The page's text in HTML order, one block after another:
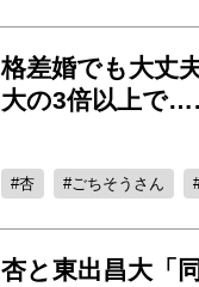
格差婚でも大丈
大の3倍以上で
杏 ごちそうさん
杏と東出昌大「